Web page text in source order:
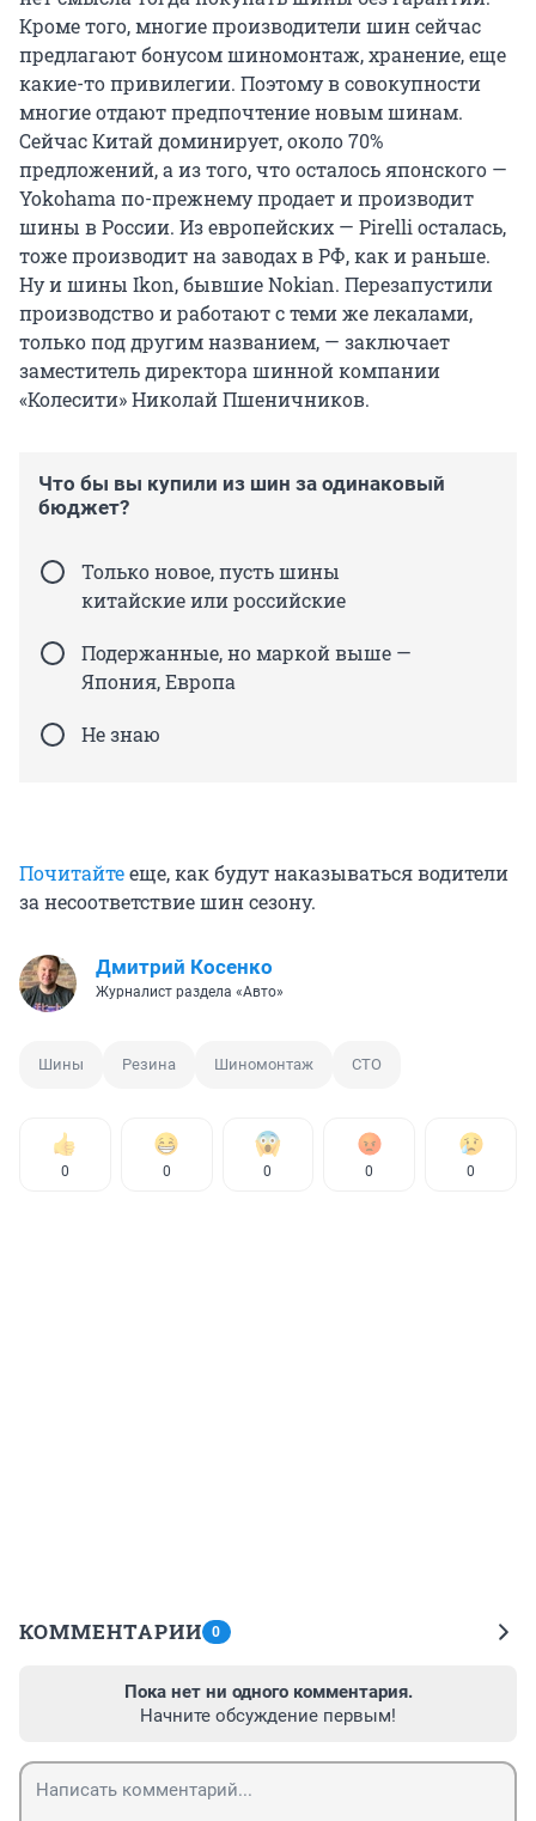
Кроме того, многие производители шин сейчас
предлагают бонусом шиномонтаж, хранение, еще
какие-то привилегии. Поэтому в совокупности
многие отдают предпочтение новым шинам.
Сейчас Китай доминирует, около 70%
предложений, а из того, что осталось японского —
Yokohama по-прежнему продает и производит
шины в России. Из европейских — Pirelli осталась,
тоже производит на заводах в РФ, как и раньше.
Ну и шины Ikon, бывшие Nokian. Перезапустили
производство и работают с теми же лекалами,
только под другим названием, — заключает
заместитель директора шинной компании
«Колесити» Николай Пшеничников.
Что бы вы купили из шин за одинаковый
бюджет?
Только новое, пусть шины
китайские или российские
Подержанные, но маркой выше —
Япония, Европа
Не знаю
Почитайтееще, как будут наказываться водители
за несоответствие шин сезону.
Дмитрий Косенко
Журналист раздела «Авто»
Шины Резина Шиномонтаж СТО
0 0 0 0 0
КОММЕНТАРИИ 0
Пока нет ни одного комментария.
Начните обсуждение первым!